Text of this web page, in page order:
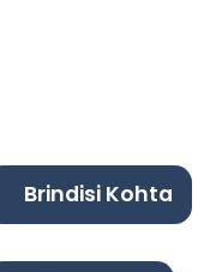
Brindisi Kohta